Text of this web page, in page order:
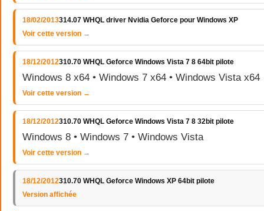
18/02/2013314.07 WHQL driver Nvidia Geforce pour Windows XP
Voir cette version →
18/12/2012310.70 WHQL Geforce Windows Vista 7 8 64bit pilote
Windows 8 x64 • Windows 7 x64 • Windows Vista x64
Voir cette version →
18/12/2012310.70 WHQL Geforce Windows Vista 7 8 32bit pilote
Windows 8 • Windows 7 • Windows Vista
Voir cette version →
18/12/2012310.70 WHQL Geforce Windows XP 64bit pilote
Version affichée